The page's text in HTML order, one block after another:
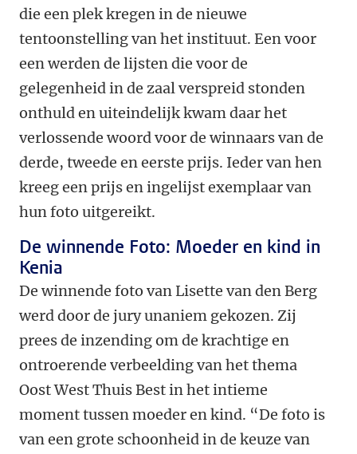
die een plek kregen in de nieuwe
tentoonstelling van het instituut. Een voor
een werden de lijsten die voor de
gelegenheid in de zaal verspreid stonden
onthuld en uiteindelijk kwam daar het
verlossende woord voor de winnaars van de
derde, tweede en eerste prijs. Ieder van hen
kreeg een prijs en ingelijst exemplaar van
hun foto uitgereikt.
De winnende Foto: Moeder en kind in
Kenia
De winnende foto van Lisette van den Berg
werd door de jury unaniem gekozen. Zij
prees de inzending om de krachtige en
ontroerende verbeelding van het thema
Oost West Thuis Best in het intieme
moment tussen moeder en kind. “De foto is
van een grote schoonheid in de keuze van